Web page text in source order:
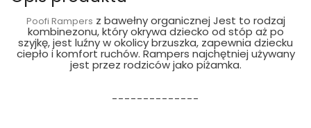
Poofi Rampers z bawełny organicznej Jest to rodzaj
kombinezonu, który okrywa dziecko od stóp aż po
szyjkę, jest luźny w okolicy brzuszka, zapewnia dziecku
ciepło i komfort ruchów. Rampers najchętniej używany
jest przez rodziców jako piżamka.
--------------